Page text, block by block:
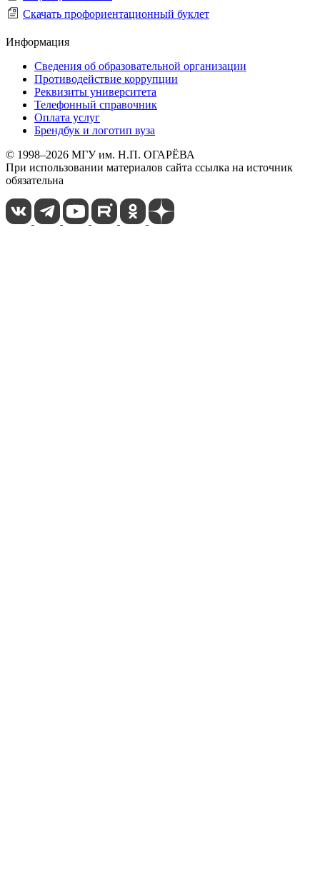
Скачать профориентационный буклет
Информация
Сведения об образовательной организации
Противодействие коррупции
Реквизиты университета
Телефонный справочник
Оплата услуг
Брендбук и логотип вуза
© 1998–2026 МГУ им. Н.П. ОГАРЁВА
При использовании материалов сайта ссылка на источник
обязательна